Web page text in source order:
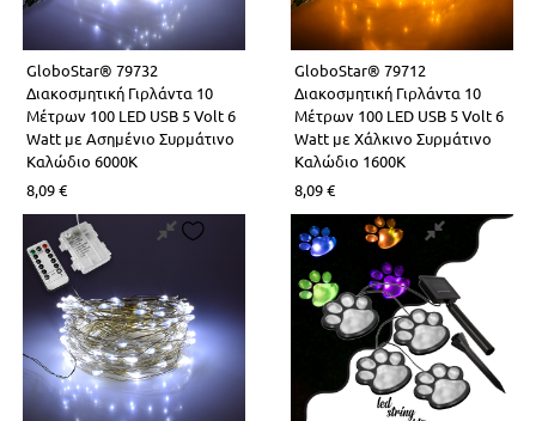
GloboStar® 79732
Διακοσμητική Γιρλάντα 10
Μέτρων 100 LED USB 5 Volt 6
Watt με Ασημένιο Συρμάτινο
Καλώδιο 6000K
8,09€
GloboStar® 79712
Διακοσμητική Γιρλάντα 10
Μέτρων 100 LED USB 5 Volt 6
Watt με Χάλκινο Συρμάτινο
Καλώδιο 1600K
8,09€